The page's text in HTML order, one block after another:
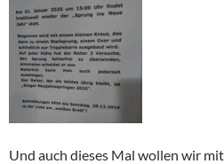
Und auch dieses Mal wollen wir